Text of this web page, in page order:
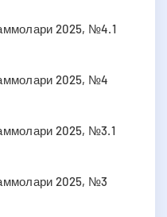
2025, №4.1
2025, №4
2025, №3.1
2025, №3